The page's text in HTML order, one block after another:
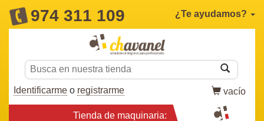
974 311 109 ¿Te ayudamos?
Identificarme o registrarme vacío
Tienda de maquinaria: